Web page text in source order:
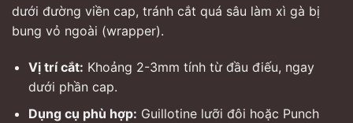
dưới đường viền cap, tránh cắt quá sâu làm xì gà bị
bung vỏ ngoài (wrapper).
Vị trí cắt: Khoảng 2-3mm tính từ đầu điếu, ngay
dưới phần cap.
Dụng cụ phù hợp: Guillotine lưỡi đôi hoặc Punch